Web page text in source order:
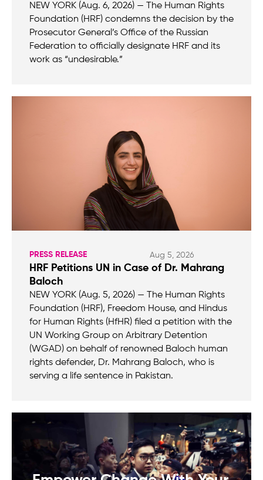
NEW YORK (Aug. 6, 2026) — The Human Rights
Foundation (HRF) condemns the decision by the
Prosecutor General’s Office of the Russian
Federation to officially designate HRF and its
work as “undesirable.”
PRESS RELEASE Aug 5, 2026
HRF Petitions UN in Case of Dr. Mahrang
Baloch
NEW YORK (Aug. 5, 2026) — The Human Rights
Foundation (HRF), Freedom House, and Hindus
for Human Rights (HfHR) filed a petition with the
UN Working Group on Arbitrary Detention
(WGAD) on behalf of renowned Baloch human
rights defender, Dr. Mahrang Baloch, who is
serving a life sentence in Pakistan.